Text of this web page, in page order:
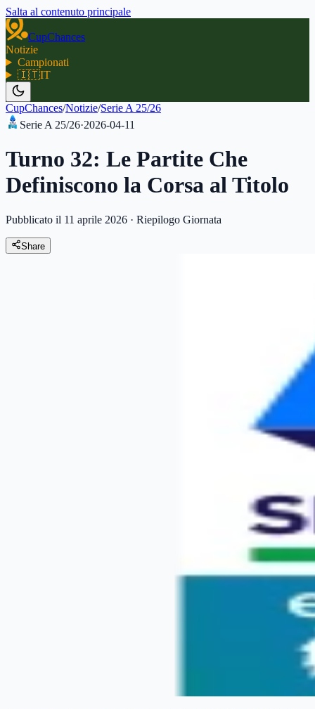
Salta al contenuto principale
CupChances
Notizie
Campionati
🇮🇹IT
CupChances/Notizie/Serie A 25/26
Serie A 25/26·2026-04-11
Turno 32: Le Partite Che
Definiscono la Corsa al Titolo
Pubblicato il 11 aprile 2026 · Riepilogo Giornata
Share